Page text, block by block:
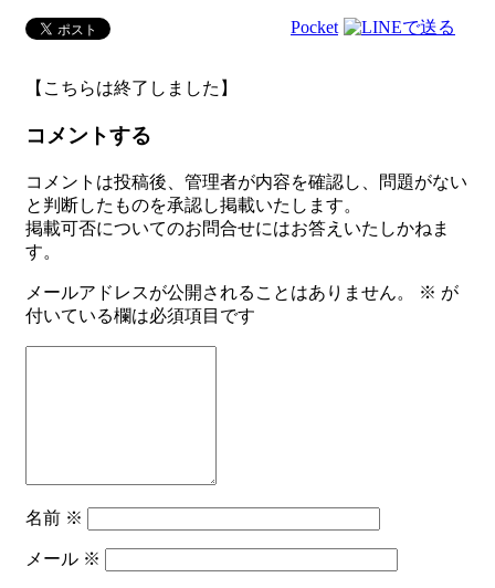
Pocket
【こちらは終了しました】
コメントする
コメントは投稿後、管理者が内容を確認し、問題がない
と判断したものを承認し掲載いたします。
掲載可否についてのお問合せにはお答えいたしかねま
す。
メールアドレスが公開されることはありません。 ※ が
付いている欄は必須項目です
名前 ※
メール ※